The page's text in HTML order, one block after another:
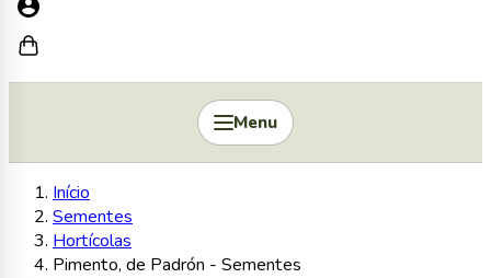
Menu
Início
Sementes
Hortícolas
Pimento, de Padrón - Sementes